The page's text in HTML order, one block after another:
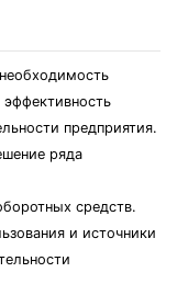
предприятия.
ряда
средств.
и источники